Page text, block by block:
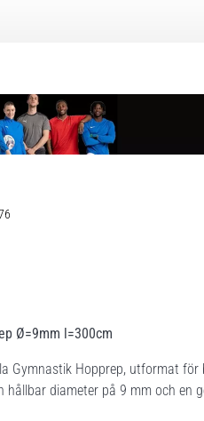
Ø=9mm l=300cm
Gymnastik Hopprep, utformat
hållbar diameter på 9 mm och